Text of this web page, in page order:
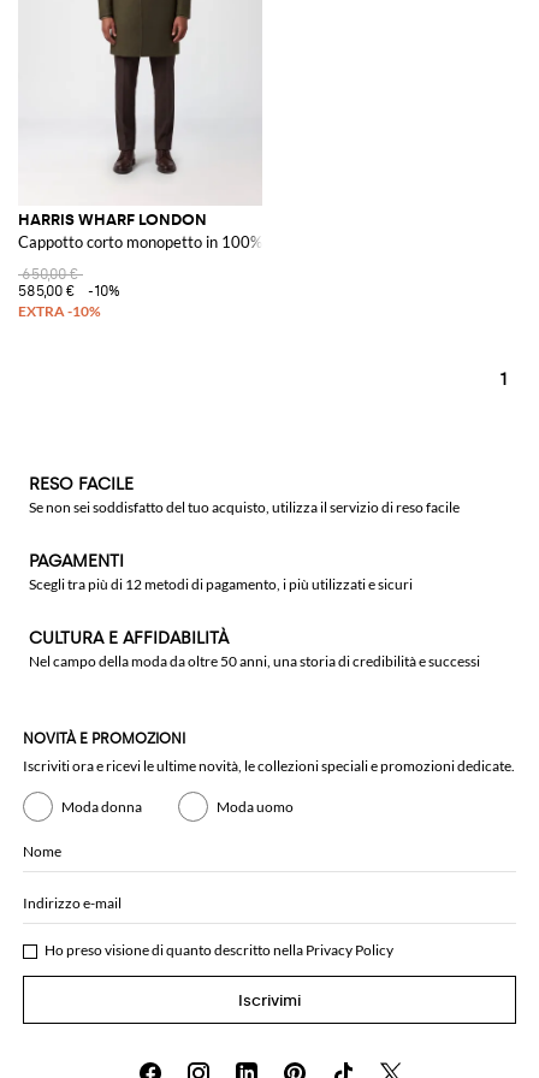
HARRIS WHARF LONDON
Cappotto corto monopetto in 100% lana vergine con rever
650,00 €
585,00 €
-10%
1
RESO FACILE
Se non sei soddisfatto del tuo acquisto, utilizza il servizio di reso facile
PAGAMENTI
Scegli tra più di 12 metodi di pagamento, i più utilizzati e sicuri
CULTURA E AFFIDABILITÀ
Nel campo della moda da oltre 50 anni, una storia di credibilità e successi
NOVITÀ E PROMOZIONI
Iscriviti ora e ricevi le ultime novità, le collezioni speciali e promozioni dedicate.
Moda donna Moda uomo
Nome
Indirizzo e-mail
Ho preso visione di quanto descritto nella Privacy Policy
Iscrivimi